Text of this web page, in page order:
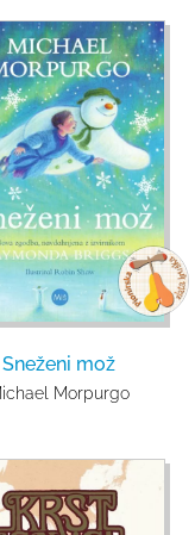
Sneženi mož
Morpurgo